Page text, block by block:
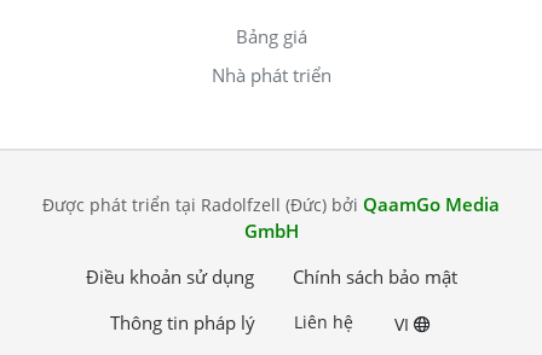
Bảng giá
Nhà phát triển
Được phát triển tại Radolfzell (Đức) bởi QaamGo Media
GmbH
Điều khoản sử dụng
Chính sách bảo mật
Thông tin pháp lý
Liên hệ VI